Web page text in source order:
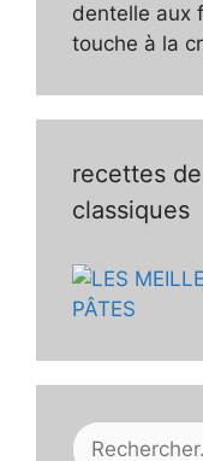
dentelle aux
touche à la
recettes
classiques
Rechercher :